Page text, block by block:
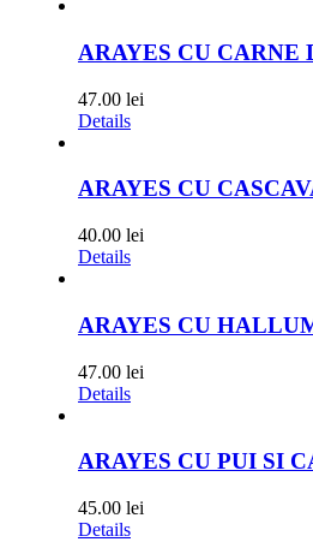
ARAYES CU CARNE
47.00 lei
Details
ARAYES CU
40.00 lei
Details
ARAYES CU
47.00 lei
Details
ARAYES CU PUI SI
45.00 lei
Details